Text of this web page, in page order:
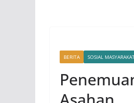
BERITA SOSIAL